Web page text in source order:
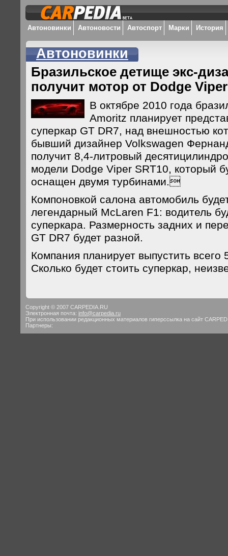
Автоновинки Автоновости Автоспорт Марки История
Автоновинки
Бразильское детище экс-
получит мотор от Dodge Viper
В октябре 2010 года
Amoritz планирует
суперкар GT DR7, над внешностью
бывший дизайнер Volkswagen
получит 8,4-литровый
модели Dodge Viper SRT10, который
оснащен двумя турбинами.
Компоновкой салона автомобиль
легендарный McLaren F1: водитель
суперкара. Размерность задних и
GT DR7 будет разной.
Компания планирует выпустить всего
Сколько будет стоить суперкар,
Copyright © 2007 CARPEDIA.RU
Электронная почта: info@carpedia.ru
При использовании редакционных материалов гиперссылка на сайт
Партнеры: